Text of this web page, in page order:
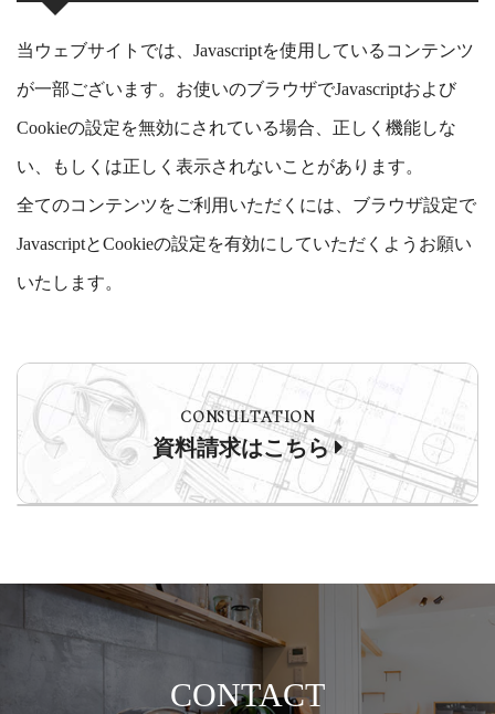
当ウェブサイトでは、Javascriptを使用しているコンテンツ
が一部ございます。お使いのブラウザでJavascriptおよび
Cookieの設定を無効にされている場合、正しく機能しな
い、もしくは正しく表示されないことがあります。
全てのコンテンツをご利用いただくには、ブラウザ設定で
JavascriptとCookieの設定を有効にしていただくようお願い
いたします。
CONSULTATION
資料請求はこちら
CONTACT